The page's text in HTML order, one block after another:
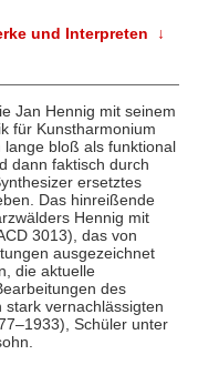
und Interpreten ↓
Jan Hennig mit seinem
für Kunstharmonium
bloß als funktional
dann faktisch durch
ersetztes
Das hinreißende
Hennig mit
3013), das von
ausgezeichnet
die aktuelle
des
vernachlässigten
Schüler unter